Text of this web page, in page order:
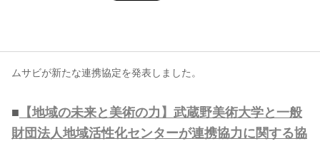
ムサビが新たな連携協定を発表しました。
■ 【地域の未来と美術の力】武蔵野美術大学と一般
財団法人地域活性化センターが連携協力に関する協
運営会社
お問い合わせ